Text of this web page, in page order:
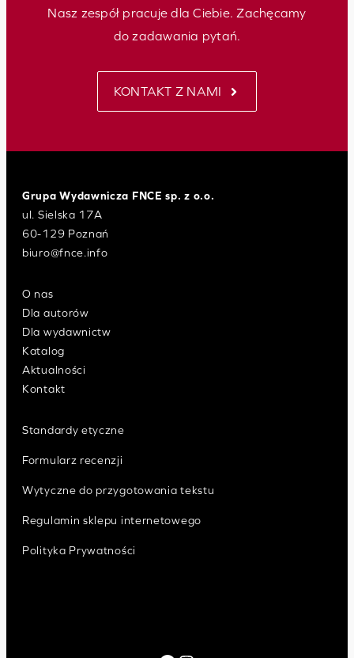
Nasz zespół pracuje dla Ciebie. Zachęcamy
do zadawania pytań.
KONTAKT Z NAMI
Grupa Wydawnicza FNCE sp. z o.o.
ul. Sielska 17A
60-129 Poznań
biuro@fnce.info
O nas
Dla autorów
Dla wydawnictw
Katalog
Aktualności
Kontakt
Standardy etyczne
Formularz recenzji
Wytyczne do przygotowania tekstu
Regulamin sklepu internetowego
Polityka Prywatności